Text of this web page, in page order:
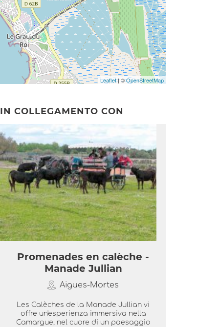
Leaflet| ©OpenStreetMap
IN COLLEGAMENTO CON
Promenades en calèche -
Manade Jullian
Aigues-Mortes
Les Calèches de la Manade Jullian vi
offre un'esperienza immersiva nella
Camargue, nel cuore di un paesaggio